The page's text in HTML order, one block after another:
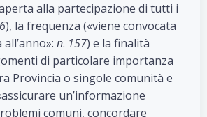
alla partecipazione di tutti i
), la frequenza («viene convocata
n. 157) e la finalità
di particolare importanza
Provincia o singole comunità e
un’informazione
comuni, concordare